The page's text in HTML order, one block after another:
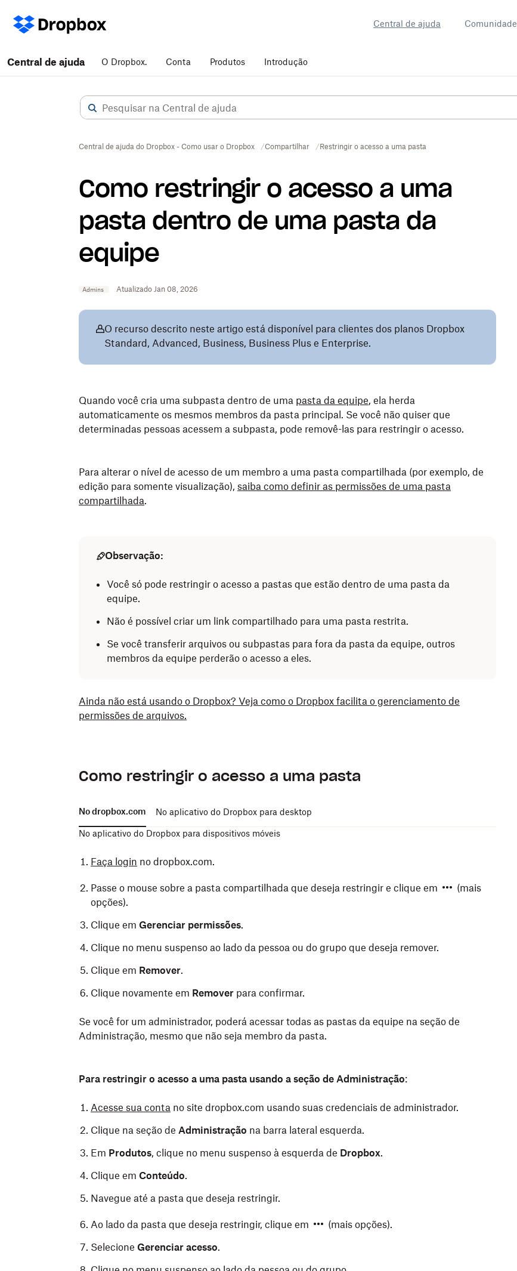
Central de ajuda Comunidade
Central de ajuda O Dropbox. Conta Produtos Introdução
Central de ajuda do Dropbox - Como usar o Dropbox Compartilhar Restringir o acesso a uma pasta
Como restringir o acesso a uma
pasta dentro de uma pasta da
equipe
Admins Atualizado Jan 08, 2026
O recurso descrito neste artigo está disponível para clientes dos planos Dropbox
Standard, Advanced, Business, Business Plus e Enterprise.
Quando você cria uma subpasta dentro de uma pasta da equipe, ela herda
automaticamente os mesmos membros da pasta principal. Se você não quiser que
determinadas pessoas acessem a subpasta, pode removê-las para restringir o acesso.
Para alterar o nível de acesso de um membro a uma pasta compartilhada (por exemplo, de
edição para somente visualização), saiba como definir as permissões de uma pasta
compartilhada.
Observação:
Você só pode restringir o acesso a pastas que estão dentro de uma pasta da
equipe.
Não é possível criar um link compartilhado para uma pasta restrita.
Se você transferir arquivos ou subpastas para fora da pasta da equipe, outros
membros da equipe perderão o acesso a eles.
Ainda não está usando o Dropbox? Veja como o Dropbox facilita o gerenciamento de
permissões de arquivos.
Como restringir o acesso a uma pasta
No dropbox.com No aplicativo do Dropbox para desktop
No aplicativo do Dropbox para dispositivos móveis
Faça login no dropbox.com.
Passe o mouse sobre a pasta compartilhada que deseja restringir e clique em
(mais
opções).
Clique em Gerenciar permissões.
Clique no menu suspenso ao lado da pessoa ou do grupo que deseja remover.
Clique em Remover.
Clique novamente em Remover para confirmar.
Se você for um administrador, poderá acessar todas as pastas da equipe na seção de
Administração, mesmo que não seja membro da pasta.
Para restringir o acesso a uma pasta usando a seção de Administração:
Acesse sua conta no site dropbox.com usando suas credenciais de administrador.
Clique na seção de Administração na barra lateral esquerda.
Em Produtos, clique no menu suspenso à esquerda de Dropbox.
Clique em Conteúdo.
Navegue até a pasta que deseja restringir.
Ao lado da pasta que deseja restringir, clique em
(mais opções).
Selecione Gerenciar acesso.